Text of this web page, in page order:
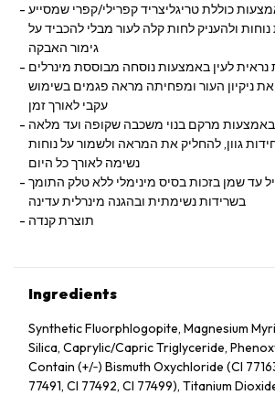
כוללת טריגליצריד קפרילי/קפרי שמסייע
ולהעניק לחות קלה לעור מבלי להכביד על
גימור האבקה
לעין באמצעות נוסחה מבוססת מינרלים
ניקיון העור ומפחיתה מראה פגמים בשימוש
עקבי לאורך זמן
באמצעות מרקם בנוי משכבה שקופה ועד מלאה
גוון, להחליק את המראה ולשמור על נוחות
נשימה לאורך כל היום
עד שמן בזכות בסיס מינימלי ללא טלק התומך
בשרידות נשימתית ובהגנה מינרלית עדינה
תוצרת קנדה
Ingredients
Synthetic Fluorphlogopite, Magnesium
Silica, Caprylic/Capric Triglyceride,
Contain (+/‑) Bismuth Oxychloride (CI
77491, CI 77492, CI 77499), Titanium